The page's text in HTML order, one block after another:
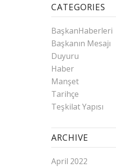
CATEGORIES
BaşkanHaberleri
Başkanın Mesajı
Duyuru
Haber
Manşet
Tarihçe
Teşkilat Yapısı
ARCHIVE
April 2022